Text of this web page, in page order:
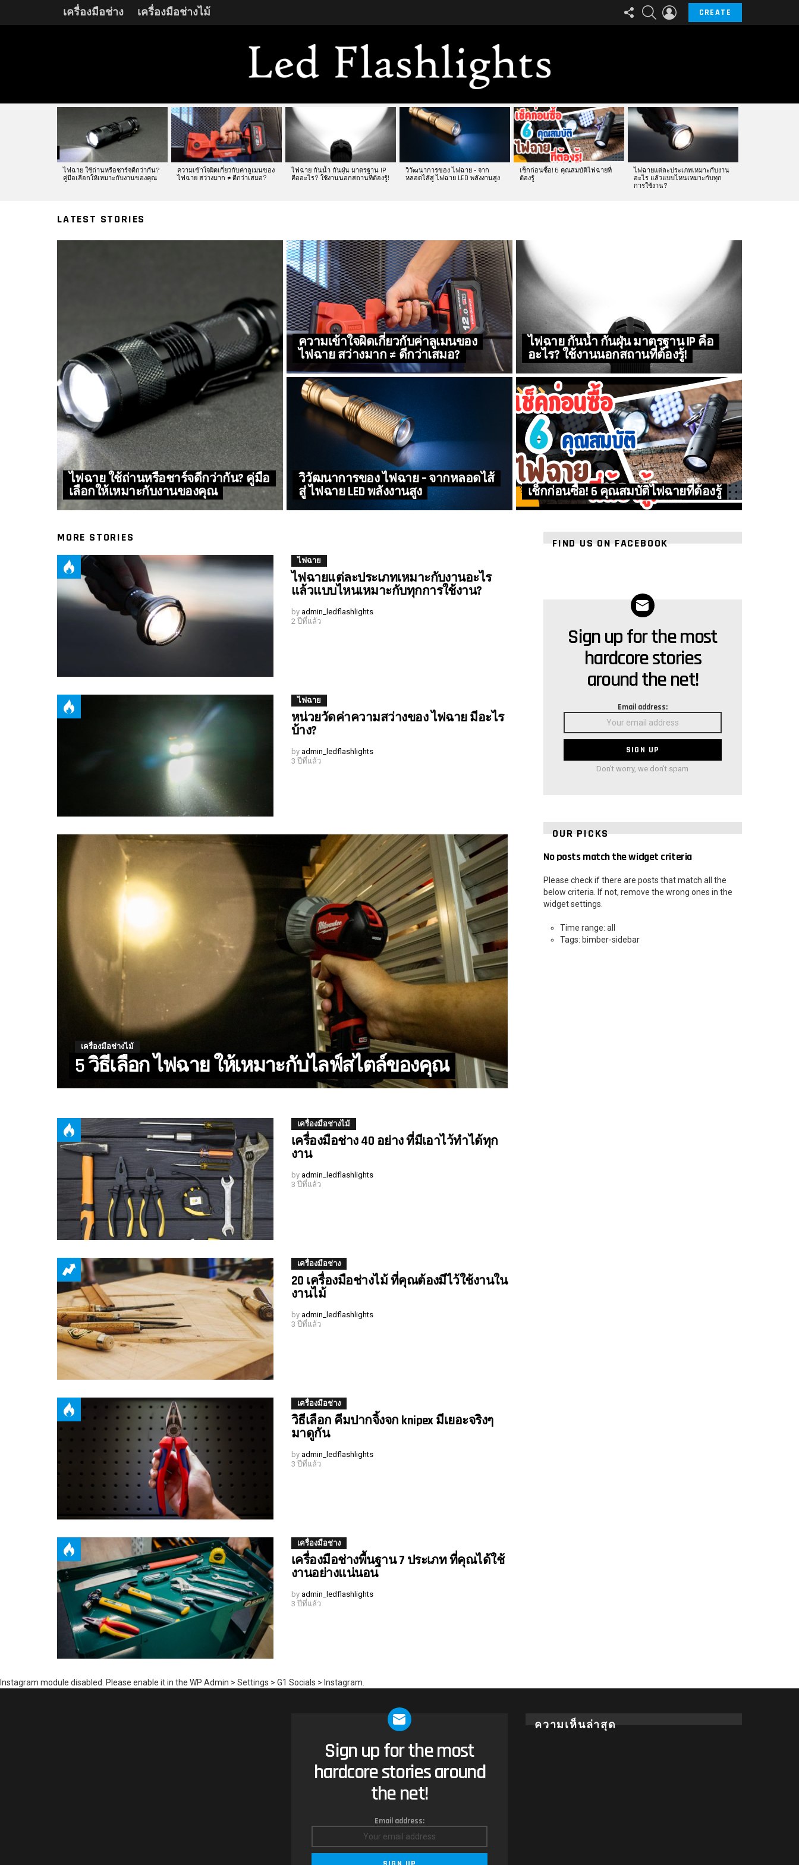
เครื่องมือช่าง เครื่องมือช่างไม้
FOLLOW
US
SEARCH
CREATE
ไฟฉาย ใช้ถ่านหรือชาร์จดีกว่ากัน?
คู่มือเลือกให้เหมาะกับงานของคุณ
ความเข้าใจผิดเกี่ยวกับค่าลูเมนของ
ไฟฉาย สว่างมาก ≠ ดีกว่าเสมอ?
ไฟฉาย กันน้ำ กันฝุ่น มาตรฐาน IP
คืออะไร? ใช้งานนอกสถานที่ต้องรู้!
วิวัฒนาการของ ไฟฉาย – จาก
หลอดไส้สู่ ไฟฉาย LED พลังงานสูง
เช็กก่อนซื้อ! 6 คุณสมบัติไฟฉายที่
ต้องรู้
ไฟฉายแต่ละประเภทเหมาะกับงาน
อะไร แล้วแบบไหนเหมาะกับทุก
การใช้งาน?
LATEST STORIES
ไฟฉาย ใช้ถ่านหรือชาร์จดีกว่ากัน? คู่มือ
เลือกให้เหมาะกับงานของคุณ
ความเข้าใจผิดเกี่ยวกับค่าลูเมนของ
ไฟฉาย สว่างมาก ≠ ดีกว่าเสมอ?
ไฟฉาย กันน้ำ กันฝุ่น มาตรฐาน IP คือ
อะไร? ใช้งานนอกสถานที่ต้องรู้!
วิวัฒนาการของ ไฟฉาย – จากหลอดไส้
สู่ ไฟฉาย LED พลังงานสูง
เช็กก่อนซื้อ! 6 คุณสมบัติไฟฉายที่ต้องรู้
MORE STORIES
ไฟฉาย
ไฟฉายแต่ละประเภทเหมาะกับงานอะไร
แล้วแบบไหนเหมาะกับทุกการใช้งาน?
by admin_ledflashlights
2 ปีที่แล้ว
ไฟฉาย
หน่วยวัดค่าความสว่างของ ไฟฉาย มีอะไร
บ้าง?
by admin_ledflashlights
3 ปีที่แล้ว
เครื่องมือช่างไม้
5 วิธีเลือก ไฟฉาย ให้เหมาะกับไลฟ์สไตล์ของคุณ
เครื่องมือช่างไม้
เครื่องมือช่าง 40 อย่าง ที่มีเอาไว้ทำได้ทุก
งาน
by admin_ledflashlights
3 ปีที่แล้ว
เครื่องมือช่าง
20 เครื่องมือช่างไม้ ที่คุณต้องมีไว้ใช้งานใน
งานไม้
by admin_ledflashlights
3 ปีที่แล้ว
เครื่องมือช่าง
วิธีเลือก คีมปากจิ้งจก knipex มีเยอะจริงๆ
มาดูกัน
by admin_ledflashlights
3 ปีที่แล้ว
เครื่องมือช่าง
เครื่องมือช่างพื้นฐาน 7 ประเภท ที่คุณได้ใช้
งานอย่างแน่นอน
by admin_ledflashlights
3 ปีที่แล้ว
FIND US ON FACEBOOK
NEWSLETTER
Sign up for the most
hardcore stories
around the net!
Email address:
Don't worry, we don't spam
OUR PICKS
No posts match the widget criteria
Please check if there are posts that match all the
below criteria. If not, remove the wrong ones in the
widget settings.
Time range: all
Tags: bimber-sidebar
Instagram module disabled. Please enable it in the WP Admin > Settings > G1 Socials > Instagram.
NEWSLETTER
Sign up for the most
hardcore stories around
the net!
Email address:
ความเห็นล่าสุด